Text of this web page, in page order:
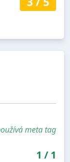
meta tag
1 / 1